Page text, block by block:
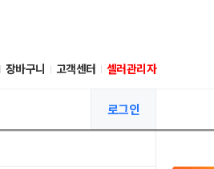
장바구니 고객센터 셀러관리자
로그인